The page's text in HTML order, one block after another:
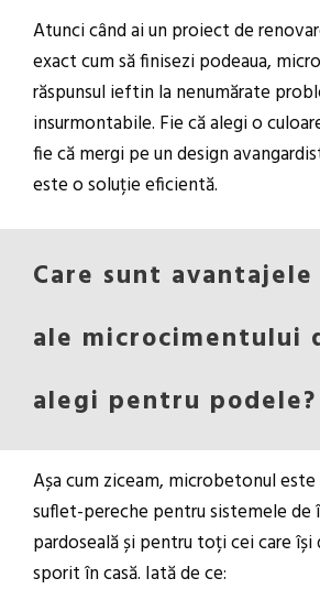
Atunci când ai un proiect de
exact cum să finisezi podeaua,
răspunsul ieftin la nenumărate
insurmontabile. Fie că alegi o
fie că mergi pe un design
este o soluție eficientă.
Care sunt
ale microcimentului
alegi pentru podele?
Așa cum ziceam, microbetonul
suflet-pereche pentru sistemele de
pardoseală și pentru toți cei care
sporit în casă. Iată de ce: